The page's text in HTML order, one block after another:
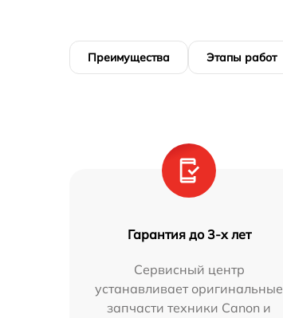
Преимущества Этапы работ
Гарантия до 3-х лет
Сервисный центр
устанавливает оригинальные
запчасти техники Canon и